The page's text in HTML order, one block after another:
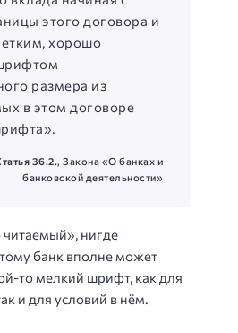
этого договора и
хорошо
размера из
в этом договоре
36.2., Закона «О банках и
банковской деятельности»
нигде
банк вполне может
то мелкий шрифт, как для
и для условий в нём.